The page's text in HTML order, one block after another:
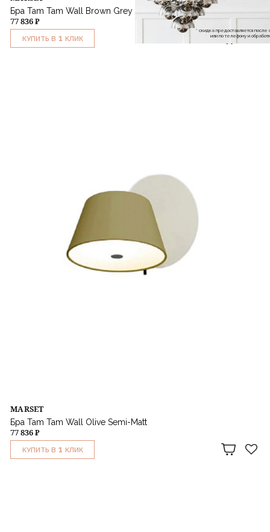
Бра Tam Tam Wall Brown Grey Semi-Matt
77 836 ₽
КУПИТЬ В 1 КЛИК
MARSET
Бра Tam Tam Wall Olive Semi-Matt
77 836 ₽
КУПИТЬ В 1 КЛИК
* скидка предоставляется
или по телефону и